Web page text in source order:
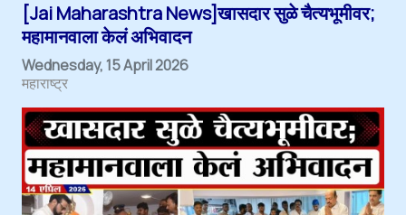
[Jai Maharashtra News]खासदार सुळे चैत्यभूमीवर;
महामानवाला केलं अभिवादन
Wednesday, 15 April 2026
महाराष्ट्र